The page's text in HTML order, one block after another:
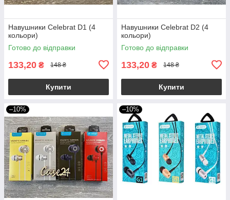
Навушники Celebrat D1 (4
кольори)
Готово до відправки
133,20 ₴ 148 ₴
Купити
Навушники Celebrat D2 (4
кольори)
Готово до відправки
133,20 ₴ 148 ₴
Купити
–10% –10%